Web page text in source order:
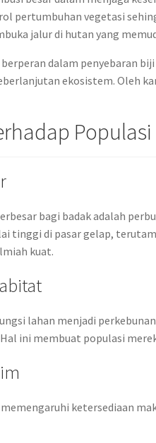
pertumbuhan vegetasi
jalur di hutan yang
berperan dalam penyebaran
ekosistem. Oleh
bagi badak adalah
tinggi di pasar gelap,
kuat.
lahan menjadi
ini membuat populasi
ketersediaan